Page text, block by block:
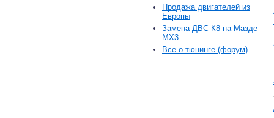
Продажа двигателей из
Европы
Замена ДВС К8 на Мазде
MX3
Все о тюнинге (форум)